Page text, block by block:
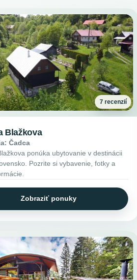
7 recenzií
Blažkova
Čadca
ponúka ubytovanie v destinácii
Pozrite si vybavenie, fotky a
Zobraziť ponuky